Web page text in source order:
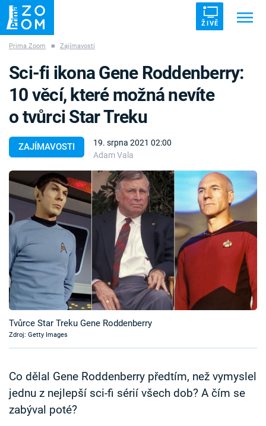
ŽIVĚ
ZÁHADY VETŘELCI DÁVNOVĚKU
Témata
Témata
Pořady
TV Program
Časopis
Sledujte prima+
Sledujte nás
Prima Zoom ■ Zajímavosti
ZAJÍMAVOSTI
19. srpna 2021 02:00
Adam Vala
Sci-fi ikona Gene Roddenberry:
10 věcí, které možná nevíte
o tvůrci Star Treku
Tvůrce Star Treku Gene Roddenberry
Zdroj: Getty Images
Co dělal Gene Roddenberry předtím, než vymyslel
jednu z nejlepší sci-fi sérií všech dob? A čím se
zabýval poté?